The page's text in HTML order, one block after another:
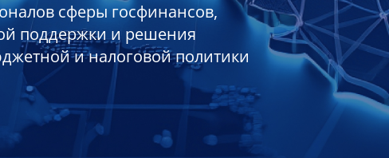
сферы госфинансов,
поддержки и решения
и налоговой политики